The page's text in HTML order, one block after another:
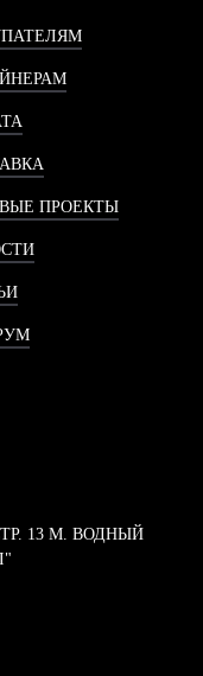
ПРОЕКТЫ
13 М. ВОДНЫЙ